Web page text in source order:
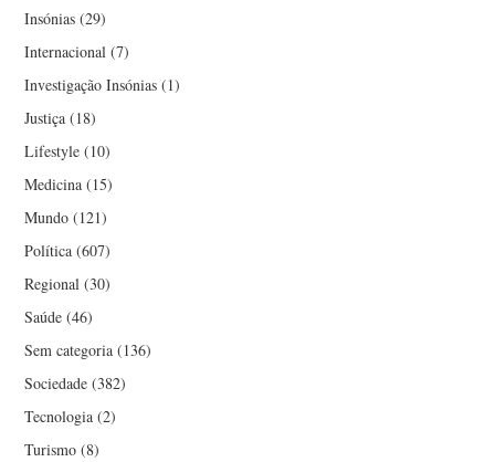
Insónias (29)
Internacional (7)
Investigação Insónias (1)
Justiça (18)
Lifestyle (10)
Medicina (15)
Mundo (121)
Política (607)
Regional (30)
Saúde (46)
Sem categoria (136)
Sociedade (382)
Tecnologia (2)
Turismo (8)